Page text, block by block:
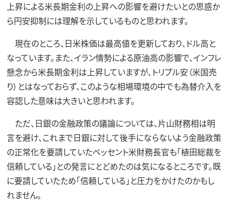
上昇による米長期金利の上昇への影響を避けたいとの思惑か
ら円安抑制には理解を示しているものと思われます。
現在のところ、日米株価は最高値を更新しており、ドル高と
なっています。また、イラン情勢による原油高の影響で、インフレ
懸念から米長期金利は上昇していますが、トリプル安（米国売
り）とはなっておらず、このような相場環境の中でも為替介入を
容認した意味は大きいと思われます。
ただ、日銀の金融政策の議論については、片山財務相は明
言を避け、これまで日銀に対して後手にならないよう金融政策
の正常化を要請していたベッセント米財務長官も「植田総裁を
信頼している」との発言にとどめたのは気になるところです。既
に要請していたため「信頼している」と圧力をかけたのかもし
れません。